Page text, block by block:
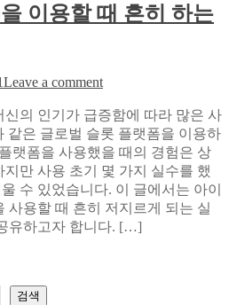
점
상
등
록
타
이
밍
을
맞
료
주
패
만
든
교
훈:
오
션
룸
이용할 때 흔히 하는
Leave a commenton
이
슬
롯
(iSLOT)
을
이
용
의 인기가 급증함에 따라 많은 사
같은 글로벌 슬롯 플랫폼을 이용하
랫폼을 사용했을 때의 경험은 상
만 사용 초기 몇 가지 실수를 했
수 있었습니다. 이 글에서는 아이
사용할 때 흔히 저지르게 되는 실
유하고자 합니다. […]
검색